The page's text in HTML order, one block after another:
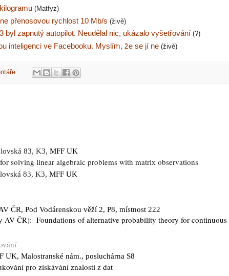
(Matfyz)
přenosovou rychlost 10 Mb/s (živě)
byl zapnutý autopilot. Neudělal nic, ukázalo vyšetřování (?)
inteligenci ve Facebooku. Myslím, že se jí ne (živě)
83, K3, MFF UK
solving linear algebraic problems with matrix observations
83, K3, MFF UK
ČR, Pod Vodárenskou věží 2, P8, místnost 222
AV ČR): Foundations of alternative probability theory for continuous
UK, Malostranské nám., posluchárna S8
pro získávání znalostí z dat